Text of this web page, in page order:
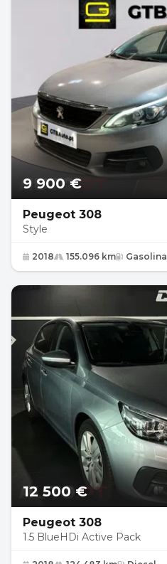
9 900 €
Peugeot 308
Style
2018 155.096 km Gasolina
12 500 €
Peugeot 308
1.5 BlueHDi Active Pack